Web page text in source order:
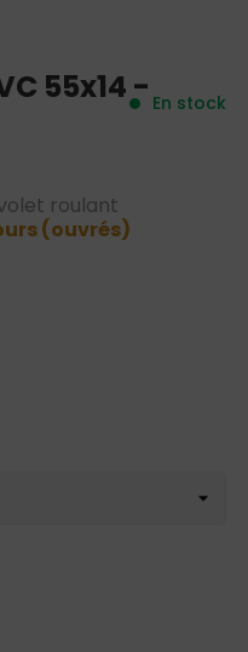
55x14 -
roulant
(ouvrés)
En stock